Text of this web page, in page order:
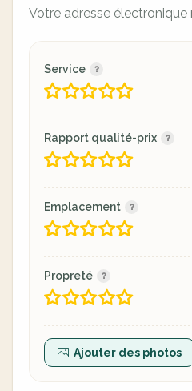
Votre adresse électronique
Service
Rapport qualité-prix
Emplacement
Propreté
Ajouter des photos